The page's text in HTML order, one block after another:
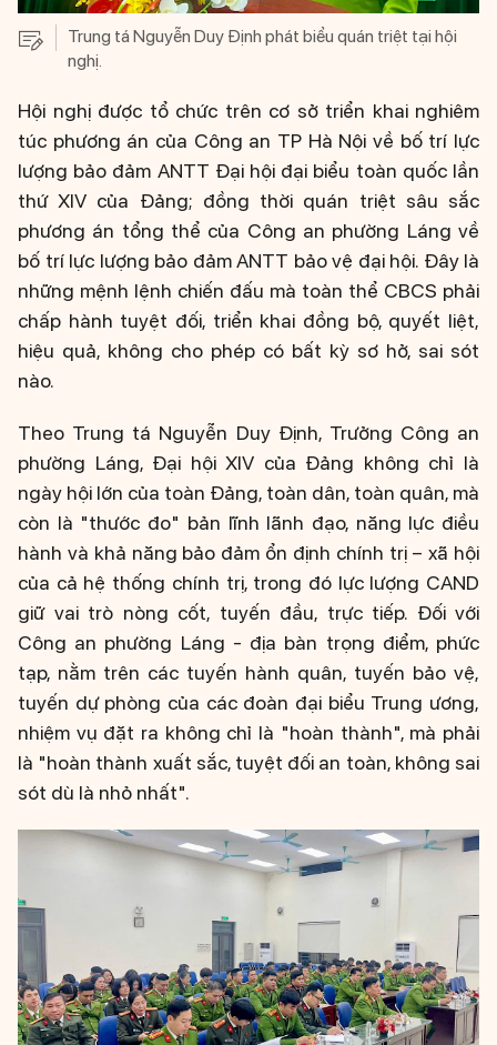
Trung tá Nguyễn Duy Định phát biểu quán triệt tại hội
nghị.
Hội nghị được tổ chức trên cơ sở triển khai nghiêm
túc phương án của Công an TP Hà Nội về bố trí lực
lượng bảo đảm ANTT Đại hội đại biểu toàn quốc lần
thứ XIV của Đảng; đồng thời quán triệt sâu sắc
phương án tổng thể của Công an phường Láng về
bố trí lực lượng bảo đảm ANTT bảo vệ đại hội. Đây là
những mệnh lệnh chiến đấu mà toàn thể CBCS phải
chấp hành tuyệt đối, triển khai đồng bộ, quyết liệt,
hiệu quả, không cho phép có bất kỳ sơ hở, sai sót
nào.
Theo Trung tá Nguyễn Duy Định, Trưởng Công an
phường Láng, Đại hội XIV của Đảng không chỉ là
ngày hội lớn của toàn Đảng, toàn dân, toàn quân, mà
còn là "thước đo" bản lĩnh lãnh đạo, năng lực điều
hành và khả năng bảo đảm ổn định chính trị – xã hội
của cả hệ thống chính trị, trong đó lực lượng CAND
giữ vai trò nòng cốt, tuyến đầu, trực tiếp. Đối với
Công an phường Láng - địa bàn trọng điểm, phức
tạp, nằm trên các tuyến hành quân, tuyến bảo vệ,
tuyến dự phòng của các đoàn đại biểu Trung ương,
nhiệm vụ đặt ra không chỉ là "hoàn thành", mà phải
là "hoàn thành xuất sắc, tuyệt đối an toàn, không sai
sót dù là nhỏ nhất".